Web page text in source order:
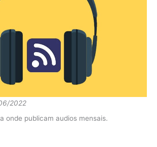
2022
onde publicam audios mensais.